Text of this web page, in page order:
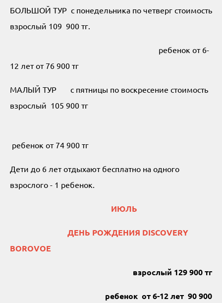
БОЛЬШОЙ ТУР с понедельника по четверг стоимость
взрослый 109 900 тг.
ребенок от 6-
12 лет от 76 900 тг
МАЛЫЙ ТУР с пятницы по воскресение стоимость
взрослый 105 900 тг
ребенок от 74 900 тг
Дети до 6 лет отдыхают бесплатно на одного
взрослого - 1 ребенок.
ИЮЛЬ
ДЕНЬ РОЖДЕНИЯ DISCOVERY
BOROVOE
взрослый 129 900 тг
ребенок от 6-12 лет 90 900